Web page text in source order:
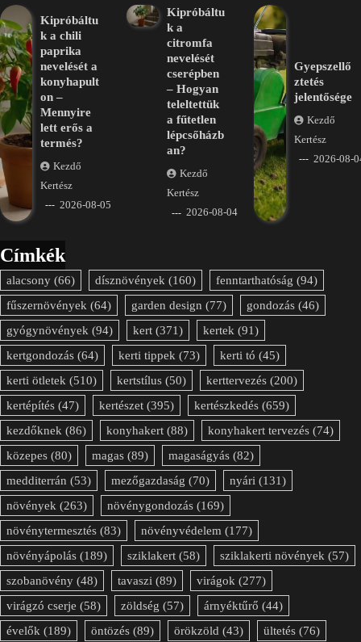
Kipróbáltu
k a chili
paprika
nevelését a
konyhapult
on –
Mennyire
lett erős a
termés?
Kezdő
Kertész
2026-08-05
Kipróbáltu
k a
citromfa
nevelését
cserépben
– Hogyan
teleltettük
a fűtetlen
lépcsőházb
an?
Kezdő
Kertész
2026-08-04
Gyepszellő
ztetés
jelentősége
Kezdő
Kertész
2026-08-
Címkék
alacsony (66) dísznövények (160) fenntarthatóság (94)
fűszernövények (64) garden design (77) gondozás (46)
gyógynövények (94) kert (371) kertek (91)
kertgondozás (64) kerti tippek (73) kerti tó (45)
kerti ötletek (510) kertstílus (50) kerttervezés (200)
kertépítés (47) kertészet (395) kertészkedés (659)
kezdőknek (86) konyhakert (88) konyhakert tervezés (74)
közepes (80) magas (89) magaságyás (82)
medditerrán (53) mezőgazdaság (70) nyári (131)
növények (263) növénygondozás (169)
növénytermesztés (83) növényvédelem (177)
növényápolás (189) sziklakert (58) sziklakerti növények (57)
szobanövény (48) tavaszi (89) virágok (277)
virágzó cserje (58) zöldség (57) árnyéktűrő (44)
évelők (189) öntözés (89) örökzöld (43) ültetés (76)